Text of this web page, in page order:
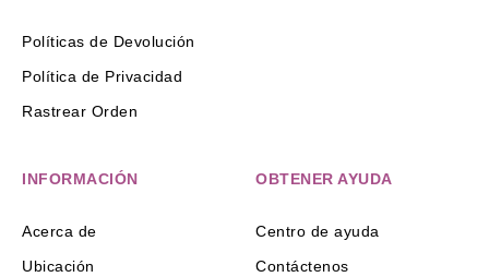
Políticas de Devolución
Política de Privacidad
Rastrear Orden
INFORMACIÓN
Acerca de
Ubicación
OBTENER AYUDA
Centro de ayuda
Contáctenos